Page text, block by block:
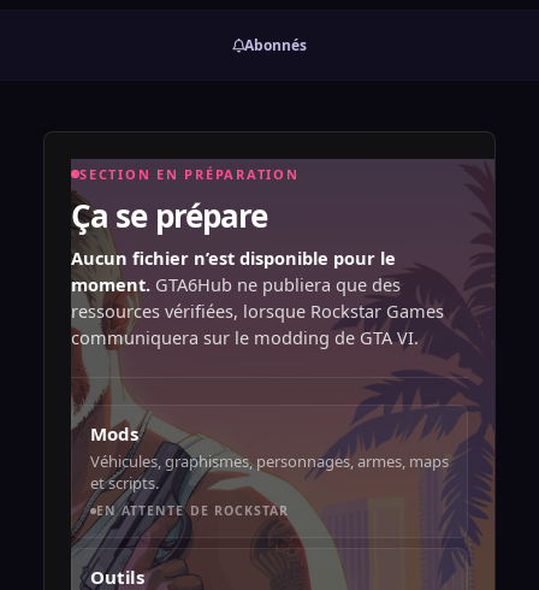
Abonnés
SECTION EN PRÉPARATION
Ça se prépare
Aucun fichier n’est disponible pour le
moment. GTA6Hub ne publiera que des
ressources vérifiées, lorsque Rockstar Games
communiquera sur le modding de GTA VI.
Mods
Véhicules, graphismes, personnages, armes, maps
et scripts.
EN ATTENTE DE ROCKSTAR
Outils